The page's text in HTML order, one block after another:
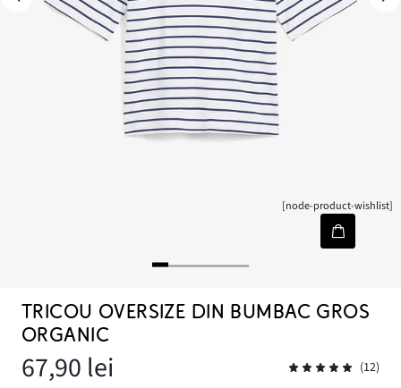
[node-product-wishlist]
TRICOU OVERSIZE DIN BUMBAC GROS
ORGANIC
67,90 lei (12)